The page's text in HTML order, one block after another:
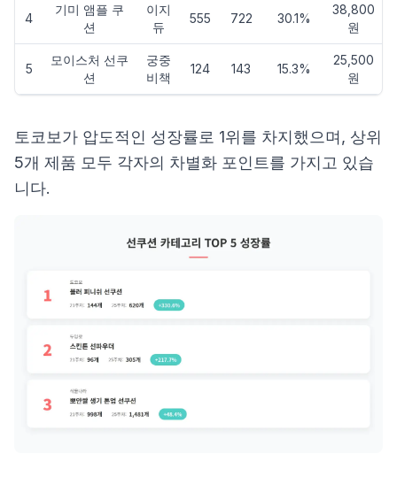
4
기미 앰플 쿠
션
이지
듀
555 722 30.1%
38,800
원
5
모이스처 선쿠
션
궁중
비책
124 143 15.3%
25,500
원
토코보가 압도적인 성장률로 1위를 차지했으며, 상위
5개 제품 모두 각자의 차별화 포인트를 가지고 있습
니다.